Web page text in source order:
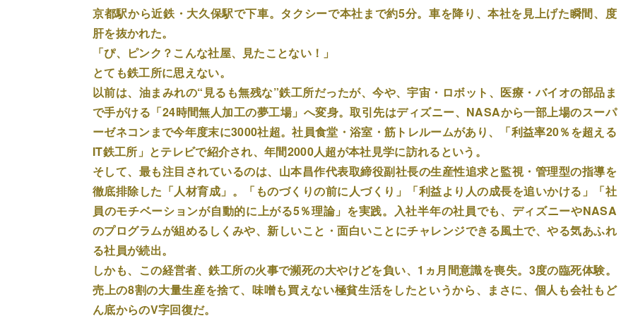
京都駅から近鉄・大久保駅で下車。タクシーで本社まで約5分。車を降り、本社を見上げた瞬間、度
肝を抜かれた。
「ぴ、ピンク？こんな社屋、見たことない！」
とても鉄工所に思えない。
以前は、油まみれの“見るも無残な”鉄工所だったが、今や、宇宙・ロボット、医療・バイオの部品ま
で手がける「24時間無人加工の夢工場」へ変身。取引先はディズニー、NASAから一部上場のスーパ
ーゼネコンまで今年度末に3000社超。社員食堂・浴室・筋トレルームがあり、「利益率20％を超える
IT鉄工所」とテレビで紹介され、年間2000人超が本社見学に訪れるという。
そして、最も注目されているのは、山本昌作代表取締役副社長の生産性追求と監視・管理型の指導を
徹底排除した「人材育成」。「ものづくりの前に人づくり」「利益より人の成長を追いかける」「社
員のモチベーションが自動的に上がる5％理論」を実践。入社半年の社員でも、ディズニーやNASA
のプログラムが組めるしくみや、新しいこと・面白いことにチャレンジできる風土で、やる気あふれ
る社員が続出。
しかも、この経営者、鉄工所の火事で瀕死の大やけどを負い、1ヵ月間意識を喪失。3度の臨死体験。
売上の8割の大量生産を捨て、味噌も買えない極貧生活をしたというから、まさに、個人も会社もど
ん底からのV字回復だ。